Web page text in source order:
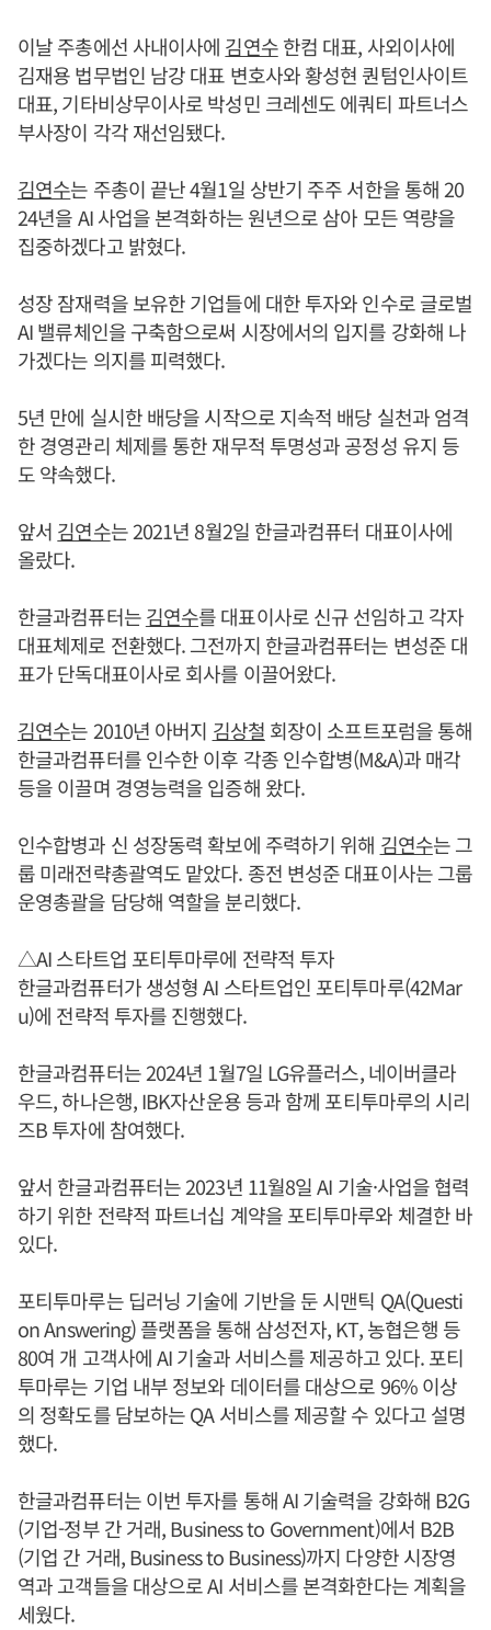
이날 주총에선 사내이사에 김연수한컴 대표, 사외이사에
김재용 법무법인 남강 대표 변호사와 황성현 퀀텀인사이트
대표, 기타비상무이사로 박성민 크레센도 에쿼티 파트너스
부사장이 각각 재선임됐다.
김연수는 주총이 끝난 4월1일 상반기 주주 서한을 통해 20
24년을 AI 사업을 본격화하는 원년으로 삼아 모든 역량을
집중하겠다고 밝혔다.
성장 잠재력을 보유한 기업들에 대한 투자와 인수로 글로벌
AI 밸류체인을 구축함으로써 시장에서의 입지를 강화해 나
가겠다는 의지를 피력했다.
5년 만에 실시한 배당을 시작으로 지속적 배당 실천과 엄격
한 경영관리 체제를 통한 재무적 투명성과 공정성 유지 등
도 약속했다.
앞서 김연수는 2021년 8월2일 한글과컴퓨터 대표이사에
올랐다.
한글과컴퓨터는김연수를 대표이사로 신규 선임하고 각자
대표체제로 전환했다. 그전까지 한글과컴퓨터는 변성준 대
표가 단독대표이사로 회사를 이끌어왔다.
김연수는 2010년 아버지 김상철 회장이 소프트포럼을 통해
한글과컴퓨터를 인수한 이후 각종 인수합병(M&A)과 매각
등을 이끌며 경영능력을 입증해 왔다.
인수합병과 신 성장동력 확보에 주력하기 위해 김연수는 그
룹 미래전략총괄역도 맡았다. 종전 변성준 대표이사는 그룹
운영총괄을 담당해 역할을 분리했다.
△AI 스타트업 포티투마루에 전략적 투자
한글과컴퓨터가 생성형 AI 스타트업인 포티투마루(42Mar
u)에 전략적 투자를 진행했다.
한글과컴퓨터는 2024년 1월7일 LG유플러스, 네이버클라
우드, 하나은행, IBK자산운용 등과 함께 포티투마루의 시리
즈B 투자에 참여했다.
앞서 한글과컴퓨터는 2023년 11월8일 AI 기술·사업을 협력
하기 위한 전략적 파트너십 계약을 포티투마루와 체결한 바
있다.
포티투마루는 딥러닝 기술에 기반을 둔 시맨틱 QA(Questi
on Answering) 플랫폼을 통해 삼성전자, KT, 농협은행 등
80여 개 고객사에 AI 기술과 서비스를 제공하고 있다. 포티
투마루는 기업 내부 정보와 데이터를 대상으로 96% 이상
의 정확도를 담보하는 QA 서비스를 제공할 수 있다고 설명
했다.
한글과컴퓨터는 이번 투자를 통해 AI 기술력을 강화해 B2G
(기업-정부 간 거래, Business to Government)에서 B2B
(기업 간 거래, Business to Business)까지 다양한 시장영
역과 고객들을 대상으로 AI 서비스를 본격화한다는 계획을
세웠다.